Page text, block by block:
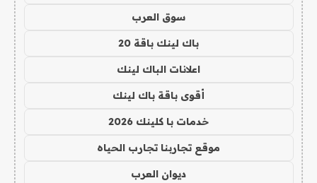
سوق العرب
باك لينك باقة 20
اعلانات الباك لينك
أقوى باقة باك لينك
خدمات با كلينك 2026
موقع تجاربنا تجارب الحياه
ديوان العرب